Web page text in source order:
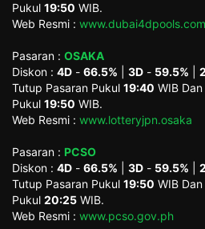
Pukul 19:50 WIB.
Web Resmi : www.dubai4dpools.com
Pasaran : OSAKA
Diskon : 4D - 66.5% 3D - 59.5%
Tutup Pasaran Pukul 19:40 WIB
Pukul 19:50 WIB.
Web Resmi : www.lotteryjpn.osaka
Pasaran : PCSO
Diskon : 4D - 66.5% 3D - 59.5%
Tutup Pasaran Pukul 19:50 WIB
Pukul 20:25 WIB.
Web Resmi : www.pcso.gov.ph